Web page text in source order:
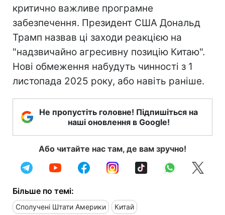
критично важливе програмне
забезпечення. Президент США Дональд
Трамп назвав ці заходи реакцією на
"надзвичайно агресивну позицію Китаю".
Нові обмеження набудуть чинності з 1
листопада 2025 року, або навіть раніше.
Не пропустіть головне! Підпишіться на
наші оновлення в Google!
Або читайте нас там, де вам зручно!
Більше по темі:
Сполучені Штати Америки Китай